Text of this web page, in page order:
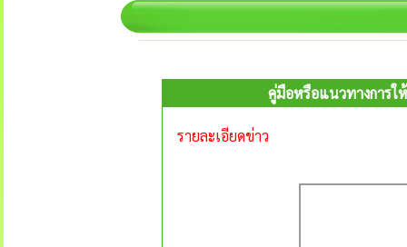
คู่มือหรือแนวทางการใ
รายละเอียดข่าว